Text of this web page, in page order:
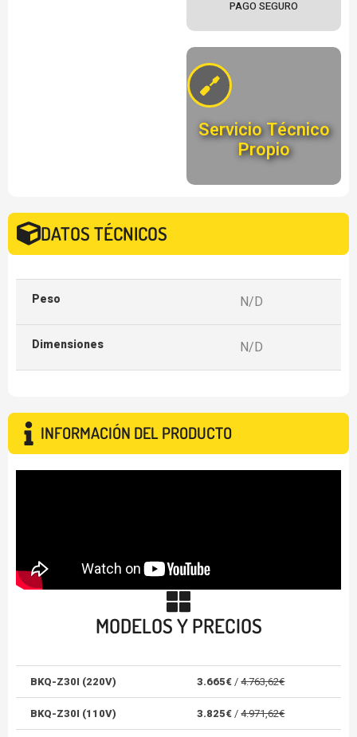
PAGO SEGURO
Servicio Técnico
Propio
DATOS TÉCNICOS
Peso N/D
Dimensiones N/D
INFORMACIÓN DEL PRODUCTO
MODELOS Y PRECIOS
BKQ-Z30I (220V) 3.665€/4.763,62€
BKQ-Z30I (110V) 3.825€/4.971,62€